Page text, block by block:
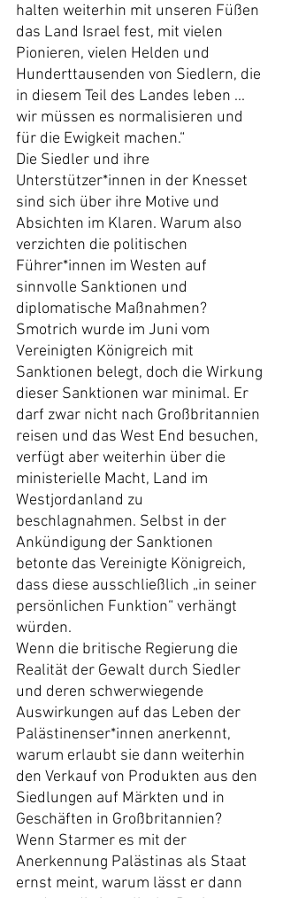
halten weiterhin mit unseren Füßen
das Land Israel fest, mit vielen
Pionieren, vielen Helden und
Hunderttausenden von Siedlern, die
in diesem Teil des Landes leben ...
wir müssen es normalisieren und
für die Ewigkeit machen.“
Die Siedler und ihre
Unterstützer*innen in der Knesset
sind sich über ihre Motive und
Absichten im Klaren. Warum also
verzichten die politischen
Führer*innen im Westen auf
sinnvolle Sanktionen und
diplomatische Maßnahmen?
Smotrich wurde im Juni vom
Vereinigten Königreich mit
Sanktionen belegt, doch die Wirkung
dieser Sanktionen war minimal. Er
darf zwar nicht nach Großbritannien
reisen und das West End besuchen,
verfügt aber weiterhin über die
ministerielle Macht, Land im
Westjordanland zu
beschlagnahmen. Selbst in der
Ankündigung der Sanktionen
betonte das Vereinigte Königreich,
dass diese ausschließlich „in seiner
persönlichen Funktion“ verhängt
würden.
Wenn die britische Regierung die
Realität der Gewalt durch Siedler
und deren schwerwiegende
Auswirkungen auf das Leben der
Palästinenser*innen anerkennt,
warum erlaubt sie dann weiterhin
den Verkauf von Produkten aus den
Siedlungen auf Märkten und in
Geschäften in Großbritannien?
Wenn Starmer es mit der
Anerkennung Palästinas als Staat
ernst meint, warum lässt er dann